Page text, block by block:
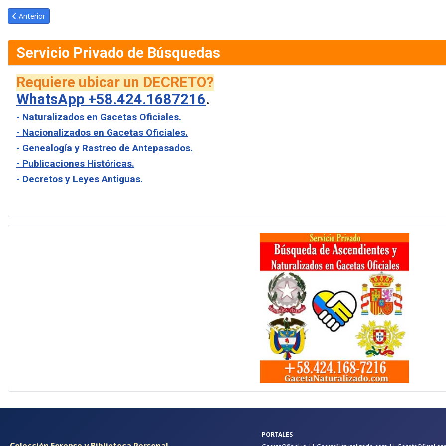
Link
Email
Artículo anterior: Gaceta Oficial de Venezuela #41806 del jueves 23 enero 2020
Anterior
Servicio Privado de Búsquedas
Requiere ubicar un DECRETO?
WhatsApp +58.424.1687216.
- Naturalizados en Gacetas Oficiales.
- Nacionalizados en Gacetas Oficiales.
- Genealogía y Rastreo de Antepasados.
- Publicaciones Históricas.
- Decretos y Leyes Antiguas.
PORTALES